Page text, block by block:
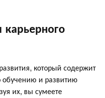
который содержит
обучению и развитию
их, вы сумеете